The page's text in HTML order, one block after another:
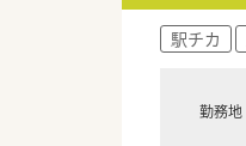
駅チカ
勤務地